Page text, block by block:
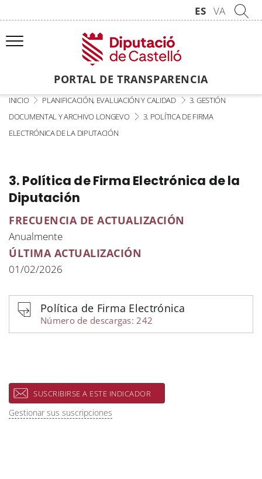
ES VA
PORTAL DE TRANSPARENCIA
INICIO PLANIFICACIÓN, EVALUACIÓN Y CALIDAD
3. GESTIÓN
DOCUMENTAL Y ARCHIVO LONGEVO
3. POLÍTICA DE FIRMA
ELECTRÓNICA DE LA DIPUTACIÓN
3. Política de Firma Electrónica de la
Diputación
FRECUENCIA DE ACTUALIZACIÓN
Anualmente
ÚLTIMA ACTUALIZACIÓN
01/02/2026
Política de Firma Electrónica
Número de descargas: 242
SUSCRIBIRSE A ESTE INDICADOR
Gestionar sus suscripciones